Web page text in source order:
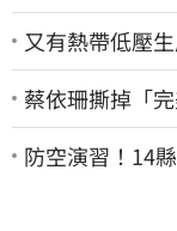
又有熱帶低壓
蔡依珊撕掉「
究會癒合
防空演習！14